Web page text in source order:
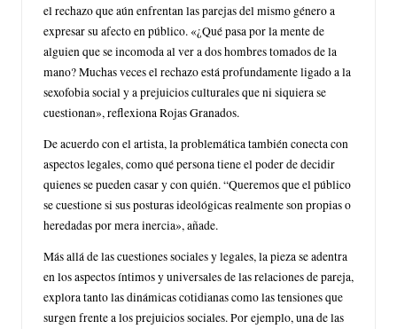
el rechazo que aún enfrentan las parejas del mismo género a
expresar su afecto en público. «¿Qué pasa por la mente de
alguien que se incomoda al ver a dos hombres tomados de la
mano? Muchas veces el rechazo está profundamente ligado a la
sexofobia social y a prejuicios culturales que ni siquiera se
cuestionan», reflexiona Rojas Granados.
De acuerdo con el artista, la problemática también conecta con
aspectos legales, como qué persona tiene el poder de decidir
quienes se pueden casar y con quién. “Queremos que el público
se cuestione si sus posturas ideológicas realmente son propias o
heredadas por mera inercia», añade.
Más allá de las cuestiones sociales y legales, la pieza se adentra
en los aspectos íntimos y universales de las relaciones de pareja,
explora tanto las dinámicas cotidianas como las tensiones que
surgen frente a los prejuicios sociales. Por ejemplo, una de las